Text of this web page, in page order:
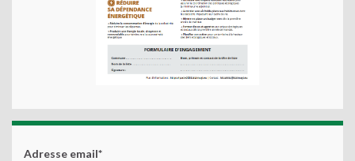
Adresse email*